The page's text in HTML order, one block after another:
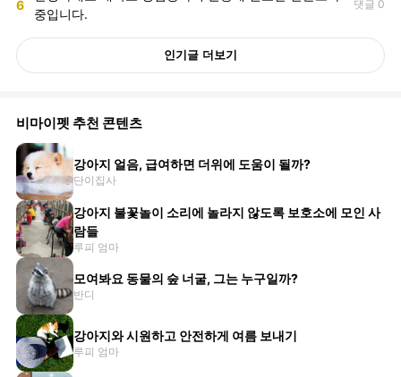
6
중입니다.
댓글 0
인기글 더보기
비마이펫 추천 콘텐츠
강아지 얼음, 급여하면 더위에 도움이 될까?
단이집사
강아지 불꽃놀이 소리에 놀라지 않도록 보호소에 모인 사
람들
루피 엄마
모여봐요 동물의 숲 너굴, 그는 누구일까?
반디
강아지와 시원하고 안전하게 여름 보내기
루피 엄마